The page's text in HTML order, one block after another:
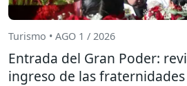
Turismo • AGO 1 / 2026
Entrada del Gran Poder:
ingreso de las fraternidades